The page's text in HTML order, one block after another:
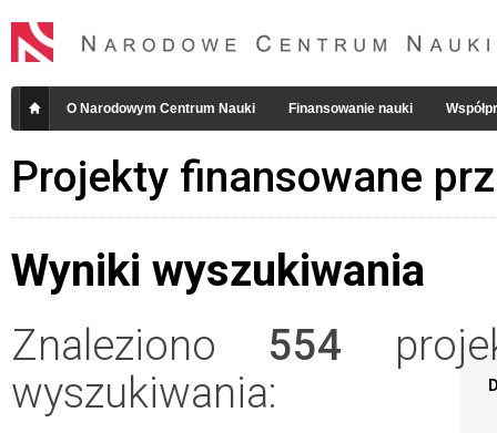
O Narodowym Centrum Nauki Finansowanie nauki
Projekty finansowane
Wyniki wyszukiwania
Znaleziono 554
wyszukiwania: